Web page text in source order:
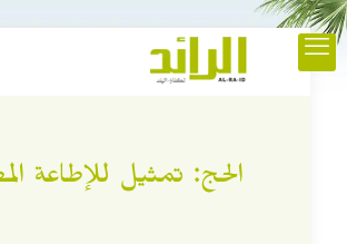
الحج: تمثيل للإطاعة